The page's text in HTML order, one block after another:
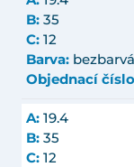
B: 35
C: 12
Barva: bezbarvá
Objednací
A: 19.4
B: 35
C: 12